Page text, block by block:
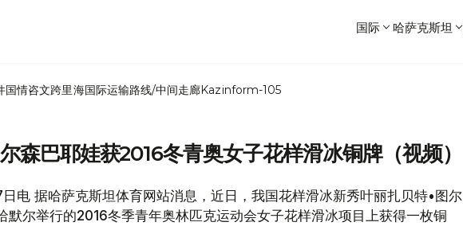
国际 哈萨克斯坦
国情咨文跨里海国际运输路线/中间走廊Kazinform-105
森巴耶娃获2016冬青奥女子花样滑冰铜牌（视频）
电 据哈萨克斯坦体育网站消息，近日，我国花样滑冰新秀叶丽扎贝特•图尔
默尔举行的2016冬季青年奥林匹克运动会女子花样滑冰项目上获得一枚铜